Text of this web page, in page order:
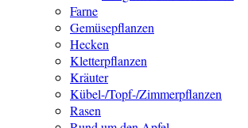
Farne
Gemüsepflanzen
Hecken
Kletterpflanzen
Kräuter
Kübel-/Topf-/Zimmerpflanzen
Rasen